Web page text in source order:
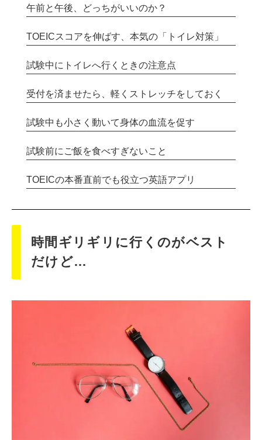
午前と午後、どっちがいいのか？
TOEICスコアを伸ばす、本気の「トイレ対策」
試験中にトイレへ行くときの注意点
受付を済ませたら、軽くストレッチをしておく
試験中も小さく動いて身体の血流を促す
試験前にご飯を食べすぎないこと
TOEICの本番直前でも役立つ英語アプリ
時間ギリギリに行くのがベスト
だけど…